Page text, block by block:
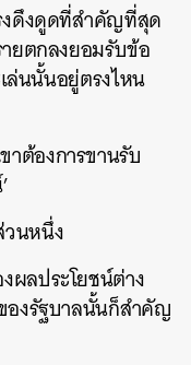
งดึงดูดที่สำคัญที่สุด
ยตกลงยอมรับข้อ
ล่นนั้นอยู่ตรงไหน
ต้องการขานรับ
วนหนึ่ง
ผลประโยชน์ต่าง
งรัฐบาลนั้นก็สำคัญ